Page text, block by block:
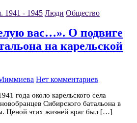
1941 - 1945 Люди Общество
вас…». О подвиге
на карельской
Нет комментариев
года около карельского села
Сибирского батальона в
Ценой этих жизней враг был […]